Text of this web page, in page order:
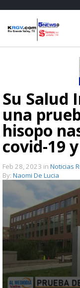
Su Salud
una
hisopo
covid-19
Feb 28, 2023 in Noticias
By: Naomi De Lucia